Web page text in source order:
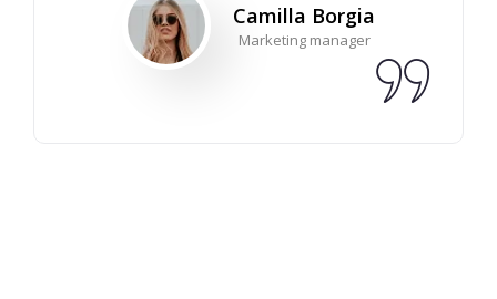
Camilla Borgia
Marketing manager